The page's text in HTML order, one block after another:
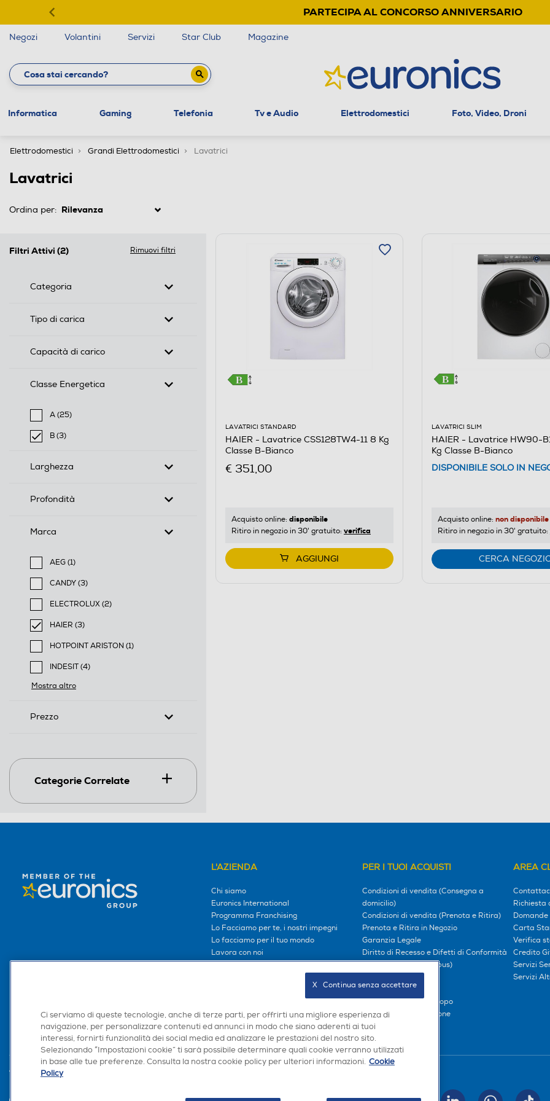
PARTECIPA AL CONCORSO ANNIVERSARIO
Negozi Volantini Servizi Star Club Magazine
Informatica Gaming Telefonia Tv e Audio Elettrodomestici Foto, Video, Droni
Elettrodomestici Grandi Elettrodomestici Lavatrici
Lavatrici
Ordina per:
Filtri Attivi (2) Rimuovi filtri
Categoria
Tipo di carica
Capacità di carico
Classe Energetica
A (25)
Filtra per Classe Energetica: A
B (3)
selected Filtro applicato per Classe Energetica: B
Larghezza
Profondità
Marca
AEG (1)
Filtra per Marca: AEG
CANDY (3)
Filtra per Marca: CANDY
ELECTROLUX (2)
Filtra per Marca: ELECTROLUX
HAIER (3)
selected Filtro applicato per Marca: HAIER
HOTPOINT ARISTON (1)
Filtra per Marca: HOTPOINT ARISTON
INDESIT (4)
Filtra per Marca: INDESIT
Mostra altro
Prezzo
Categorie Correlate
LAVATRICI STANDARD
HAIER - Lavatrice CSS128TW4-11 8 Kg
Classe B-Bianco
€ 351,00
Acquisto online: disponibile
Ritiro in negozio in 30' gratuito: verifica
AGGIUNGI
LAVATRICI SLIM
HAIER - Lavatrice HW90-
Kg Classe B-Bianco
DISPONIBILE SOLO IN
Acquisto online: non disponibile
Ritiro in negozio in 30' gratuito:
CERCA
L'AZIENDA
Chi siamo
Euronics International
Programma Franchising
Lo Facciamo per te, i nostri impegni
Lo facciamo per il tuo mondo
Lavora con noi
Area Riservata Soci
Ronics: agente AI
PER I TUOI ACQUISTI
Condizioni di vendita (Consegna a
domicilio)
Condizioni di vendita (Prenota e Ritira)
Prenota e Ritira in Negozio
Garanzia Legale
Diritto di Recesso e Difetti di Conformità
Prezzi e Sconti (Omnibus)
Metodi di pagamento
Finanziamenti
Compra ora e paga dopo
Consegna e Installazione
AREA
Richiesta
Carta
Verifica
Credito
Servizi
Servizi
Trova negozio
Ci serviamo di queste tecnologie, anche di terze parti, per offrirti una migliore esperienza di
navigazione, per personalizzare contenuti ed annunci in modo che siano aderenti ai tuoi
interessi, fornirti funzionalità dei social media ed analizzare le prestazioni del nostro sito.
Selezionando “Impostazioni cookie” ti sarà possibile determinare quali cookie verranno utilizzati
in base alle tue preferenze. Consulta la nostra cookie policy per ulteriori informazioni. Cookie
Policy
X   Continua senza accettare